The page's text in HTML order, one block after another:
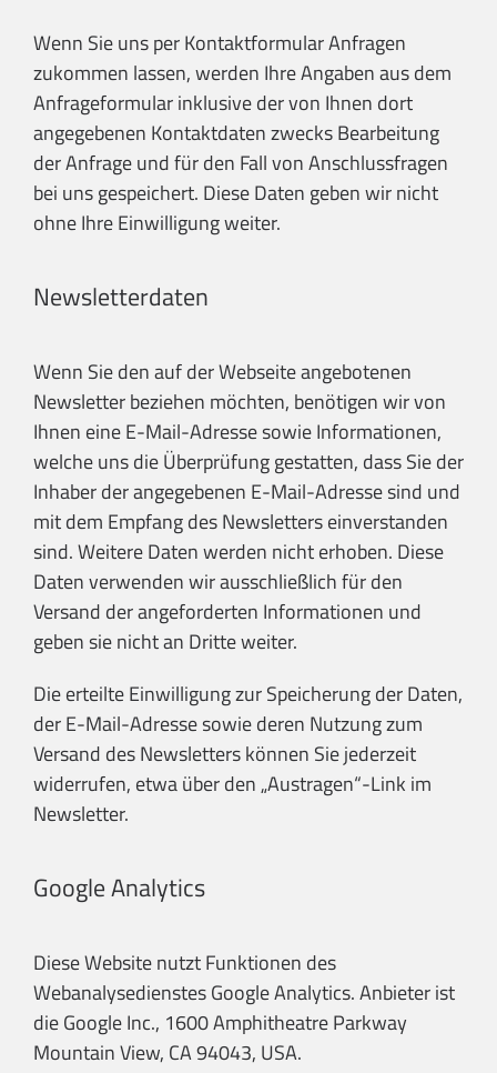
Wenn Sie uns per Kontaktformular Anfragen
zukommen lassen, werden Ihre Angaben aus dem
Anfrageformular inklusive der von Ihnen dort
angegebenen Kontaktdaten zwecks Bearbeitung
der Anfrage und für den Fall von Anschlussfragen
bei uns gespeichert. Diese Daten geben wir nicht
ohne Ihre Einwilligung weiter.
Newsletterdaten
Wenn Sie den auf der Webseite angebotenen
Newsletter beziehen möchten, benötigen wir von
Ihnen eine E-Mail-Adresse sowie Informationen,
welche uns die Überprüfung gestatten, dass Sie der
Inhaber der angegebenen E-Mail-Adresse sind und
mit dem Empfang des Newsletters einverstanden
sind. Weitere Daten werden nicht erhoben. Diese
Daten verwenden wir ausschließlich für den
Versand der angeforderten Informationen und
geben sie nicht an Dritte weiter.
Die erteilte Einwilligung zur Speicherung der Daten,
der E-Mail-Adresse sowie deren Nutzung zum
Versand des Newsletters können Sie jederzeit
widerrufen, etwa über den „Austragen“-Link im
Newsletter.
Google Analytics
Diese Website nutzt Funktionen des
Webanalysedienstes Google Analytics. Anbieter ist
die Google Inc., 1600 Amphitheatre Parkway
Mountain View, CA 94043, USA.